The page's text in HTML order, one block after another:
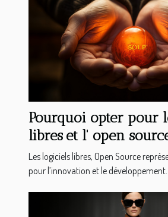
Pourquoi opter pour
libres et l' open
Les logiciels libres, Open Source
pour l’innovation et le